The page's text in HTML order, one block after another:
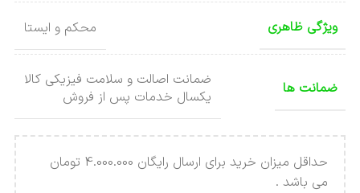
ویژگی ظاهری محکم و ایستا
ضمانت ها
ضمانت اصالت و سلامت فیزیکی کالا
یکسال خدمات پس از فروش
حداقل میزان خرید برای ارسال رایگان 4.000.000 تومان
می باشد .